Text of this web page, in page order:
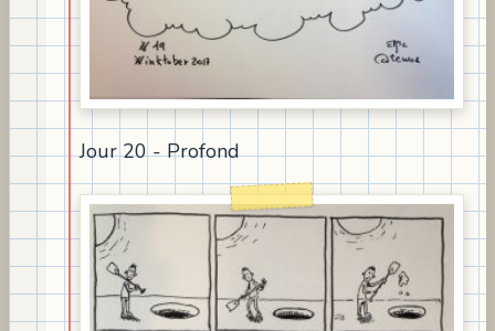
Jour 20 - Profond